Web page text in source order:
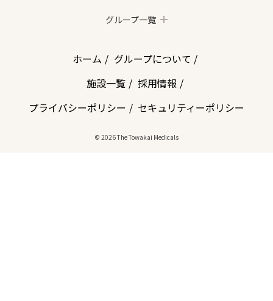
グループ一覧
ホーム
グループについて
施設一覧
採用情報
プライバシーポリシー
セキュリティーポリシー
© 2026 The Towakai Medicals